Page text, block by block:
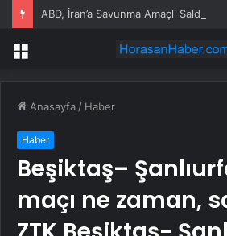
ABD, İran’a Savunma Amaçlı Saldırılar
Menü
Anasayfa / Haber
Haber
Beşiktaş–
maçı ne zaman,